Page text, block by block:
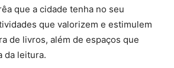
que a cidade tenha no seu
que valorizem e estimulem
de livros, além de espaços que
da leitura.